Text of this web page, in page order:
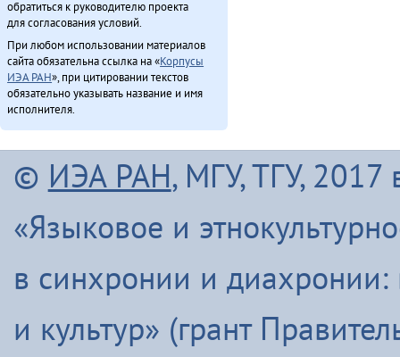
обратиться к руководителю проекта
для согласования условий.
При любом использовании материалов
сайта обязательна ссылка на «Корпусы
ИЭА РАН», при цитировании текстов
обязательно указывать название и имя
исполнителя.
© ИЭА РАН, МГУ, ТГУ, 2017
«Языковое и
в синхронии и диахронии:
и культур» (грант